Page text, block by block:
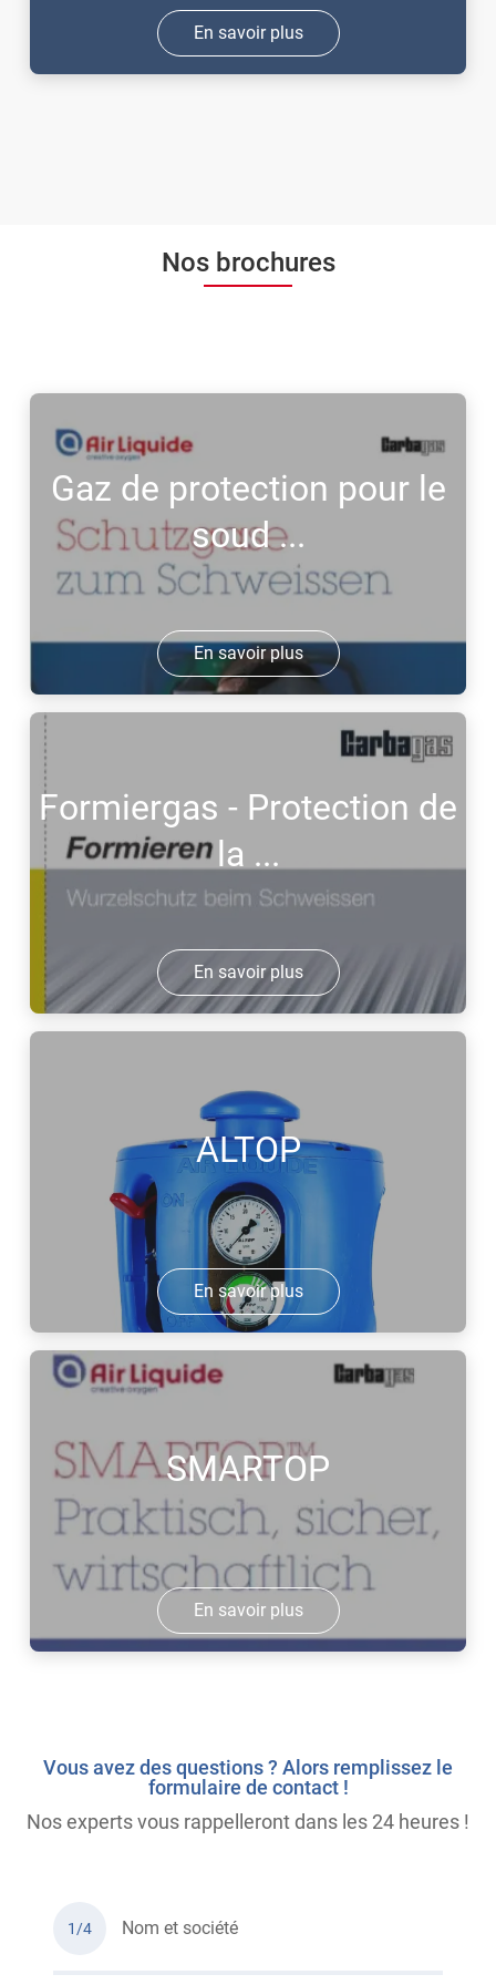
En savoir plus
Nos brochures
Gaz de protection pour le
soud ...
En savoir plus
Formiergas - Protection de
la ...
En savoir plus
ALTOP
En savoir plus
SMARTOP
En savoir plus
Vous avez des questions ? Alors remplissez le
formulaire de contact !
Nos experts vous rappelleront dans les 24 heures !
1/4 Nom et société